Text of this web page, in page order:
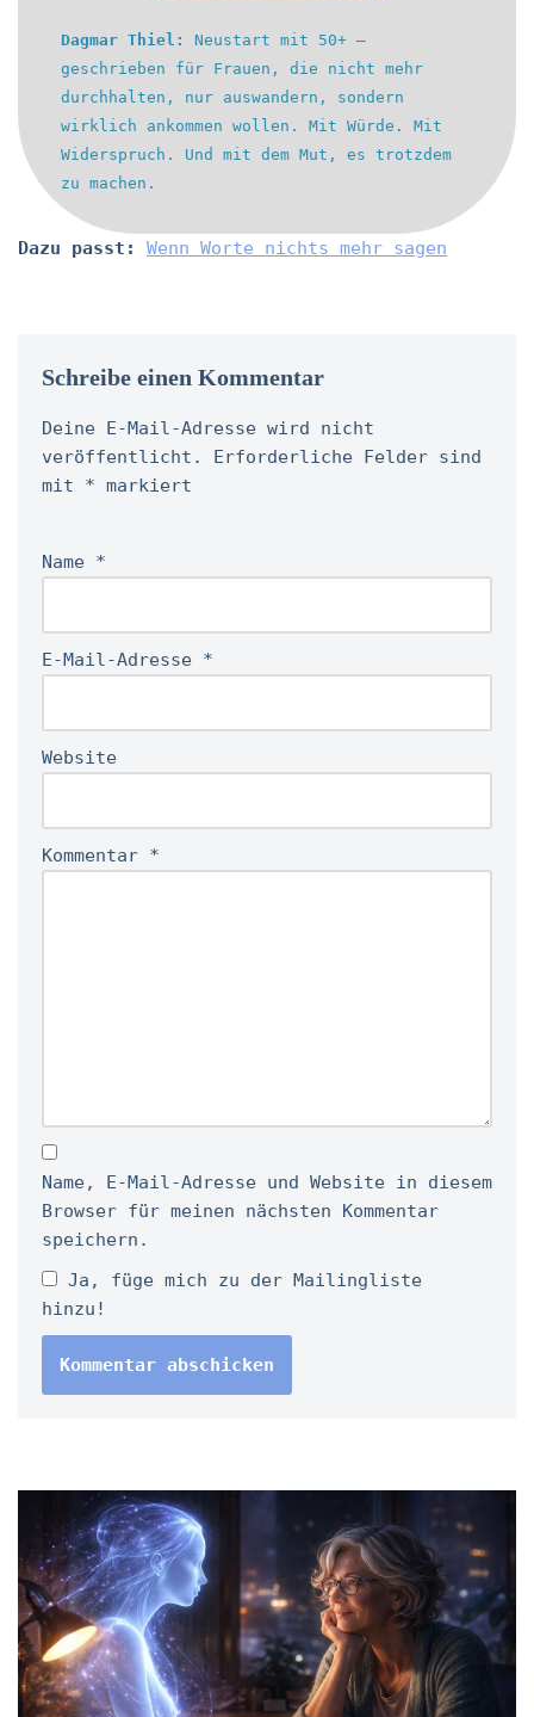
Dagmar Thiel:
Neustart mit 50+ –
geschrieben für Frauen, die nicht mehr
durchhalten, nur auswandern, sondern
wirklich ankommen wollen. Mit Würde. Mit
Widerspruch. Und mit dem Mut, es trotzdem
zu machen.
Dazu passt: Wenn Worte nichts mehr sagen
Schreibe einen Kommentar
Deine E-Mail-Adresse wird nicht
veröffentlicht.
Erforderliche Felder sind
mit * markiert
Name *
E-Mail-Adresse *
Website
Kommentar *
Name, E-Mail-Adresse und Website in diesem
Browser für meinen nächsten Kommentar
speichern.
Ja, füge mich zu der Mailingliste
hinzu!